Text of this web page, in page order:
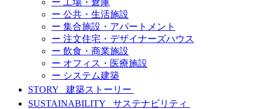
ー 工場・倉庫
ー 公共・生活施設
ー 集合施設・アパートメント
ー 注文住宅・デザイナーズハウス
ー 飲食・商業施設
ー オフィス・医療施設
ー システム建築
STORY 建築ストーリー
SUSTAINABILITY サステナビリティ